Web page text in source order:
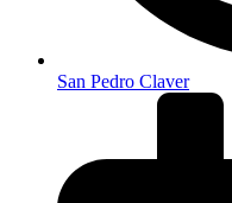
San Pedro Claver